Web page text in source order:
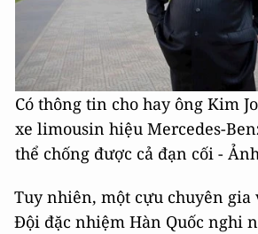
Có thông tin cho hay ông Kim
xe limousin hiệu Mercedes-
thể chống được cả đạn cối -
Tuy nhiên, một cựu chuyên gia
Đội đặc nhiệm Hàn Quốc nghi